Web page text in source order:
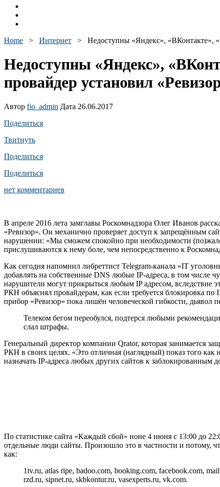
Home > Интернет > Недоступны «Яндекс», «ВКонтакте»,
Недоступны «Яндекс»,
провайдер установил
Автор fio_admin Дата 26.06.2017
Поделиться
Твитнуть
Поделиться
Поделиться
нет комментариев
В апреле 2016 лета замглавы Роскомнадзора Олег Иванов
«Ревизор». Он механично проверяет доступ к запрещённым
нарушении: «Мы сможем спокойно при необходимости
прислушиваются к нему боле, чем непосредственно к
Как сегодня напомнил либреттист Telegram-канала «IT
добавлять на собственные DNS любые IP-адреса, в том числе
нарушители могут прикрыться любым IP адресом, вследствие
РКН объяснял провайдерам, как если требуется блокировка
прибор «Ревизор» пока лишён человеческой гибкости, дьявол
Телеком бегом переобулся, подтерся любыми
слал штрафы.
Генеральный директор компании Qrator, которая занимается
РКН в своих целях. «Это отличная (наглядный) показ того
назначать IP-адреса любых других сайтов к заблокированным
По статистике сайта «Каждый сбой» ноне 4 июня с 13:00 до
отдельные люди сайты. Произошло это в частности и потому,
как:
1tv.ru, atlas ripe, badoo.com, booking.com, facebook.com,
rzd.ru, sipnet.ru, skbkontur.ru, vasexperts.ru, vk.com.